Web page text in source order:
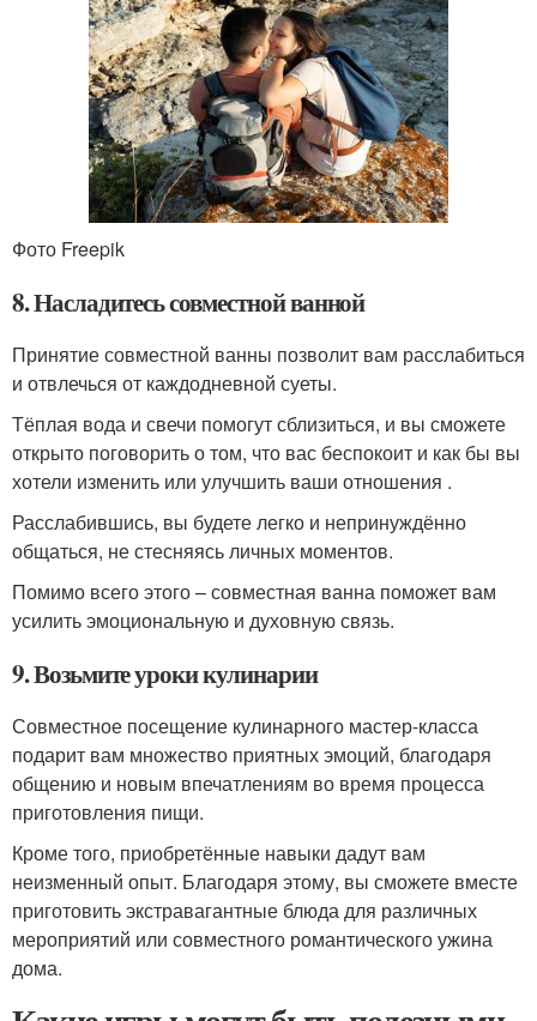
Фото Freepik
8. Насладитесь совместной ванной
Принятие совместной ванны позволит вам расслабиться
и отвлечься от каждодневной суеты.
Тёплая вода и свечи помогут сблизиться, и вы сможете
открыто поговорить о том, что вас беспокоит и как бы вы
хотели изменить или улучшить ваши отношения .
Расслабившись, вы будете легко и непринуждённо
общаться, не стесняясь личных моментов.
Помимо всего этого – совместная ванна поможет вам
усилить эмоциональную и духовную связь.
9. Возьмите уроки кулинарии
Совместное посещение кулинарного мастер-класса
подарит вам множество приятных эмоций, благодаря
общению и новым впечатлениям во время процесса
приготовления пищи.
Кроме того, приобретённые навыки дадут вам
неизменный опыт. Благодаря этому, вы сможете вместе
приготовить экстравагантные блюда для различных
мероприятий или совместного романтического ужина
дома.